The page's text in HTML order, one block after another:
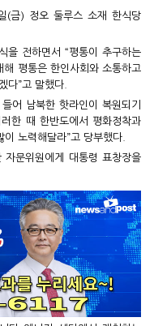
(금) 정오 둘루스 소재 한식당
을 전하면서 “평통이 추구하는
해 평통은 한인사회와 소통하고
다”고 말했다.
어 남북한 핫라인이 복원되기
한 때 한반도에서 평화정착과
노력해달라”고 당부했다.
문위원에게 대통령 표창장을